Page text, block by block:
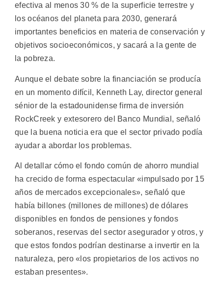
efectiva al menos 30 % de la superficie terrestre y
los océanos del planeta para 2030, generará
importantes beneficios en materia de conservación y
objetivos socioeconómicos, y sacará a la gente de
la pobreza.
Aunque el debate sobre la financiación se producía
en un momento difícil, Kenneth Lay, director general
sénior de la estadounidense firma de inversión
RockCreek y extesorero del Banco Mundial, señaló
que la buena noticia era que el sector privado podía
ayudar a abordar los problemas.
Al detallar cómo el fondo común de ahorro mundial
ha crecido de forma espectacular «impulsado por 15
años de mercados excepcionales», señaló que
había billones (millones de millones) de dólares
disponibles en fondos de pensiones y fondos
soberanos, reservas del sector asegurador y otros, y
que estos fondos podrían destinarse a invertir en la
naturaleza, pero «los propietarios de los activos no
estaban presentes».